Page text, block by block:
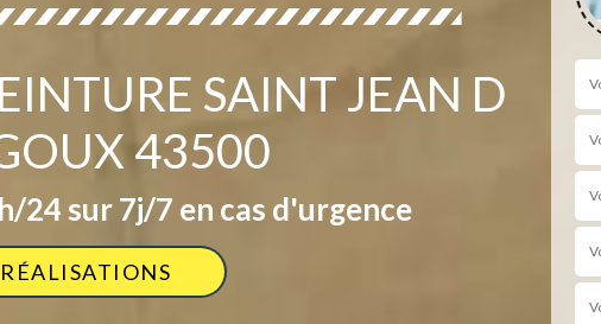
SAINT JEAN D
43500
24 sur 7j/7 en cas d'urgence